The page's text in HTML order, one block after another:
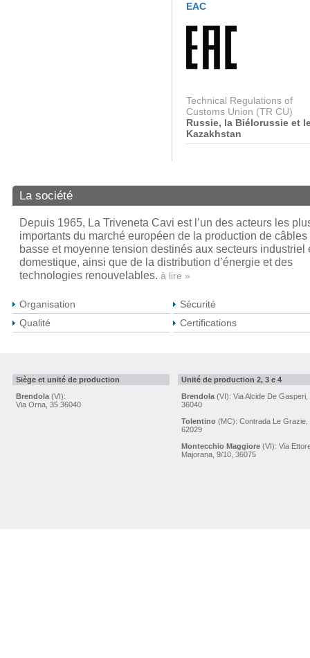
EAC
Technical Regulations of
Customs Union (TR CU)
Russie, la Biélorussie et
Kazakhstan
La société
Depuis 1965, La Triveneta Cavi est l’un des acteurs les
importants du marché européen de la production de câbles
basse et moyenne tension destinés aux secteurs industriel
domestique, ainsi que de la distribution d’énergie et des
technologies renouvelables. à lire »
Organisation
Qualité
Sécurité
Certifications
Siège et unité de production
Brendola(VI):
Via Orna, 35 36040
Unité de production 2, 3 e 4
Brendola(VI): Via Alcide De Gasperi,
36040
Tolentino(MC): Contrada Le Grazie,
62029
Montecchio Maggiore(VI): Via
Majorana, 9/10, 36075